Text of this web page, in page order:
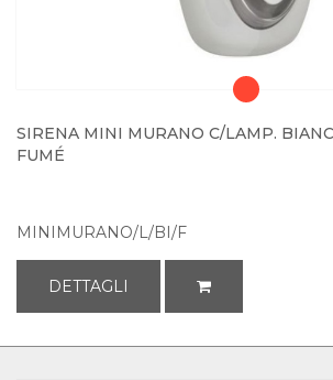
SIRENA MINI MURANO C/LAMP.
FUMÉ
MINIMURANO/L/BI/F
DETTAGLI